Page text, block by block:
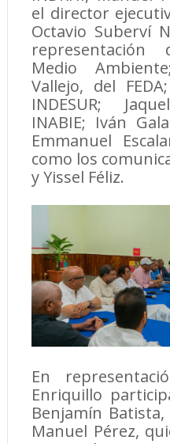
el director
Octavio Suberví
Medio
Vallejo, del
INDESUR;
INABIE; Iván
Emmanuel
como los
y Yissel Féliz.
En
Enriquillo
Benjamín
Manuel Pérez,